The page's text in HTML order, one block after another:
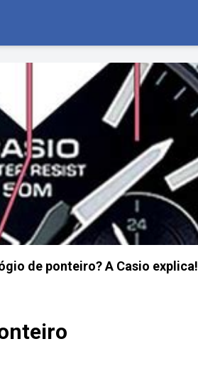
de ponteiro? A Casio explica!